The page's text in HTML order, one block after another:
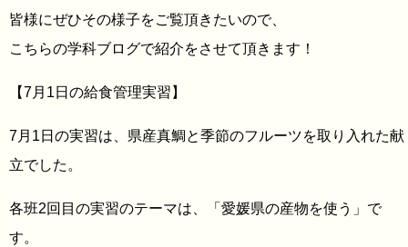
皆様にぜひその様子をご覧頂きたいので、
こちらの学科ブログで紹介をさせて頂きます！
【7月1日の給食管理実習】
7月1日の実習は、県産真鯛と季節のフルーツを取り入れた献
立でした。
各班2回目の実習のテーマは、「愛媛県の産物を使う」で
す。